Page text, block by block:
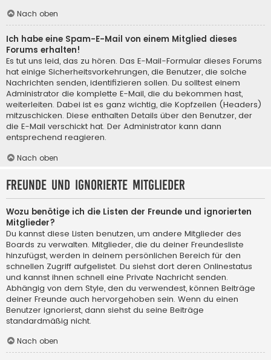
Nach oben
Ich habe eine Spam-E-Mail von einem Mitglied dieses
Forums erhalten!
Es tut uns leid, das zu hören. Das E-Mail-Formular dieses Forums
hat einige Sicherheitsvorkehrungen, die Benutzer, die solche
Nachrichten senden, identifizieren sollen. Du solltest einem
Administrator die komplette E-Mail, die du bekommen hast,
weiterleiten. Dabei ist es ganz wichtig, die Kopfzeilen (Headers)
mitzuschicken. Diese enthalten Details über den Benutzer, der
die E-Mail verschickt hat. Der Administrator kann dann
entsprechend reagieren.
Nach oben
Freunde und ignorierte Mitglieder
Wozu benötige ich die Listen der Freunde und ignorierten
Mitglieder?
Du kannst diese Listen benutzen, um andere Mitglieder des
Boards zu verwalten. Mitglieder, die du deiner Freundesliste
hinzufügst, werden in deinem persönlichen Bereich für den
schnellen Zugriff aufgelistet. Du siehst dort deren Onlinestatus
und kannst ihnen schnell eine Private Nachricht senden.
Abhängig von dem Style, den du verwendest, können Beiträge
deiner Freunde auch hervorgehoben sein. Wenn du einen
Benutzer ignorierst, dann siehst du seine Beiträge
standardmäßig nicht.
Nach oben